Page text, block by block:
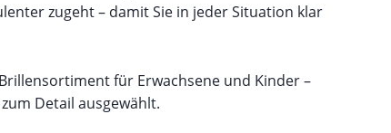
zugeht – damit Sie in jeder Situation klar
für Erwachsene und Kinder –
Detail ausgewählt.